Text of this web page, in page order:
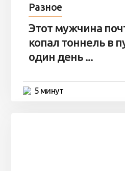
Разное
Этот мужчина
копал тоннель в
один день ...
5 минут